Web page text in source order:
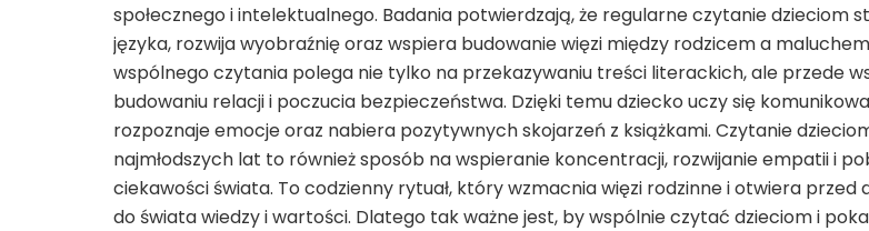
społecznego i intelektualnego. Badania potwierdzają, że regularne czytanie dzieciom
języka, rozwija wyobraźnię oraz wspiera budowanie więzi między rodzicem a
wspólnego czytania polega nie tylko na przekazywaniu treści literackich, ale przede
budowaniu relacji i poczucia bezpieczeństwa. Dzięki temu dziecko uczy się
rozpoznaje emocje oraz nabiera pozytywnych skojarzeń z książkami. Czytanie
najmłodszych lat to również sposób na wspieranie koncentracji, rozwijanie empatii i
ciekawości świata. To codzienny rytuał, który wzmacnia więzi rodzinne i otwiera przed
do świata wiedzy i wartości. Dlatego tak ważne jest, by wspólnie czytać dzieciom i